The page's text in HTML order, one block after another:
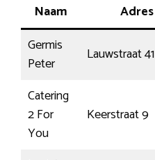
Naam Adres
Germis
Peter
Lauwstraat 41
Catering
2 For
You
Keerstraat 9